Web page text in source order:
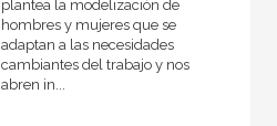
plantea la modelización de
hombres y mujeres que se
adaptan a las necesidades
cambiantes del trabajo y nos
abren in...